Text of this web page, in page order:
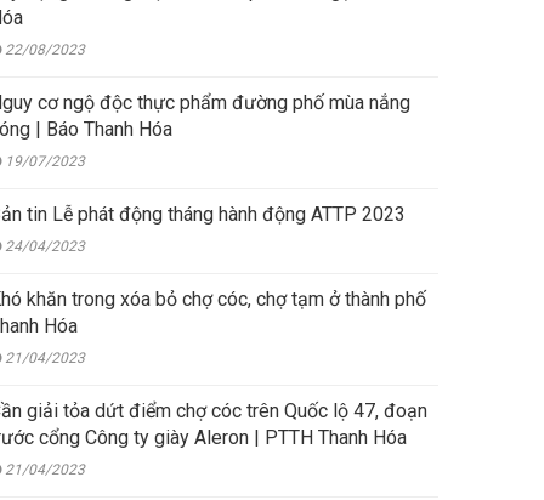
22/08/2023
cơ ngộ độc thực phẩm đường phố mùa nắng
| Báo Thanh Hóa
19/07/2023
tin Lễ phát động tháng hành động ATTP 2023
24/04/2023
khăn trong xóa bỏ chợ cóc, chợ tạm ở thành phố
Hóa
21/04/2023
giải tỏa dứt điểm chợ cóc trên Quốc lộ 47, đoạn
cổng Công ty giày Aleron | PTTH Thanh Hóa
21/04/2023